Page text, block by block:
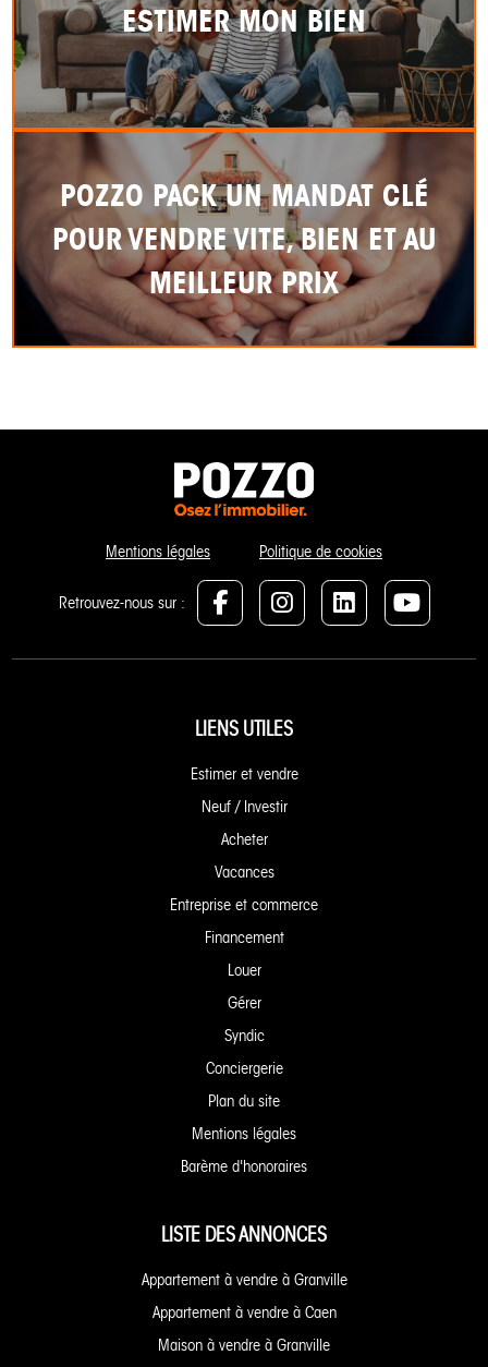
ESTIMER MON BIEN
POZZO PACK UN MANDAT CLÉ
POUR VENDRE VITE, BIEN ET AU
MEILLEUR PRIX
Mentions légales Politique de cookies
Retrouvez-nous sur :
LIENS UTILES
Estimer et vendre
Neuf / Investir
Acheter
Vacances
Entreprise et commerce
Financement
Louer
Gérer
Syndic
Conciergerie
Plan du site
Mentions légales
Barème d'honoraires
LISTE DES ANNONCES
Appartement à vendre à Granville
Appartement à vendre à Caen
Maison à vendre à Granville